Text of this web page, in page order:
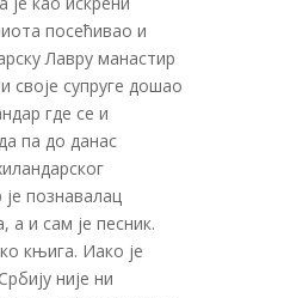
посећивао и
Лавру манастир
своје супруге дошао
где се и
па до данас
познавалац
а и сам је песник.
књига. Иако је
није ни